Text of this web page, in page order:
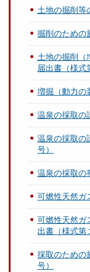
土地の掘削等
掘削のための
土地の掘削（
届出書（様式
増掘（動力の
温泉の採取の
温泉の採取の
号）
温泉の採取の
可燃性天然ガ
可燃性天然ガ
出書（様式第
採取のための
号）